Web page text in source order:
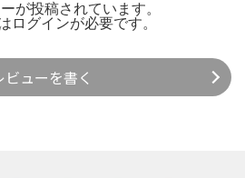
が投稿されています。
ログインが必要です。
ビューを書く